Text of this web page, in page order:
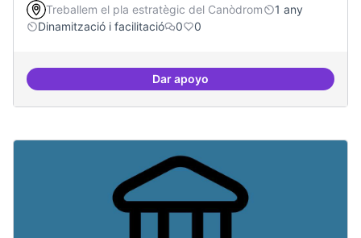
Treballem el pla estratègic del Canòdrom
1 any
Dinamització i facilitació
0 0
Dar apoyoSuport a projectes digitals i